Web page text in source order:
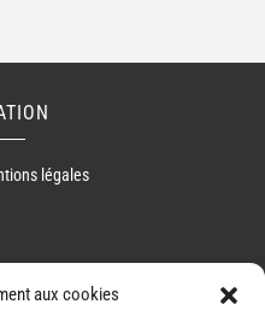
aux cookies
légales